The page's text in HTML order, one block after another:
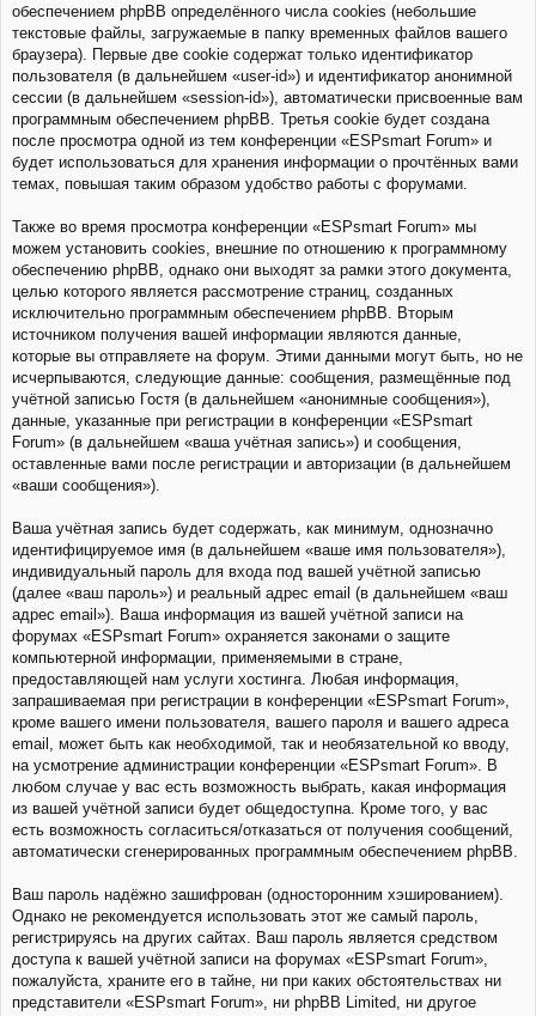
обеспечением phpBB определённого числа cookies (небольшие
текстовые файлы, загружаемые в папку временных файлов вашего
браузера). Первые две cookie содержат только идентификатор
пользователя (в дальнейшем «user-id») и идентификатор анонимной
сессии (в дальнейшем «session-id»), автоматически присвоенные вам
программным обеспечением phpBB. Третья cookie будет создана
после просмотра одной из тем конференции «ESPsmart Forum» и
будет использоваться для хранения информации о прочтённых вами
темах, повышая таким образом удобство работы с форумами.
Также во время просмотра конференции «ESPsmart Forum» мы
можем установить cookies, внешние по отношению к программному
обеспечению phpBB, однако они выходят за рамки этого документа,
целью которого является рассмотрение страниц, созданных
исключительно программным обеспечением phpBB. Вторым
источником получения вашей информации являются данные,
которые вы отправляете на форум. Этими данными могут быть, но не
исчерпываются, следующие данные: сообщения, размещённые под
учётной записью Гостя (в дальнейшем «анонимные сообщения»),
данные, указанные при регистрации в конференции «ESPsmart
Forum» (в дальнейшем «ваша учётная запись») и сообщения,
оставленные вами после регистрации и авторизации (в дальнейшем
«ваши сообщения»).
Ваша учётная запись будет содержать, как минимум, однозначно
идентифицируемое имя (в дальнейшем «ваше имя пользователя»),
индивидуальный пароль для входа под вашей учётной записью
(далее «ваш пароль») и реальный адрес email (в дальнейшем «ваш
адрес email»). Ваша информация из вашей учётной записи на
форумах «ESPsmart Forum» охраняется законами о защите
компьютерной информации, применяемыми в стране,
предоставляющей нам услуги хостинга. Любая информация,
запрашиваемая при регистрации в конференции «ESPsmart Forum»,
кроме вашего имени пользователя, вашего пароля и вашего адреса
email, может быть как необходимой, так и необязательной ко вводу,
на усмотрение администрации конференции «ESPsmart Forum». В
любом случае у вас есть возможность выбрать, какая информация
из вашей учётной записи будет общедоступна. Кроме того, у вас
есть возможность согласиться/отказаться от получения сообщений,
автоматически сгенерированных программным обеспечением phpBB.
Ваш пароль надёжно зашифрован (односторонним хэшированием).
Однако не рекомендуется использовать этот же самый пароль,
регистрируясь на других сайтах. Ваш пароль является средством
доступа к вашей учётной записи на форумах «ESPsmart Forum»,
пожалуйста, храните его в тайне, ни при каких обстоятельствах ни
представители «ESPsmart Forum», ни phpBB Limited, ни другое